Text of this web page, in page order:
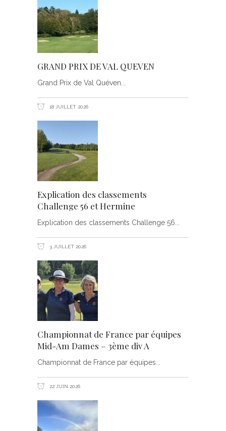
GRAND PRIX DE VAL QUEVEN
Grand Prix de Val Quéven
18 JUILLET 2026
Explication des classements
Challenge 56 et Hermine
Explication des classements Challenge 56
3 JUILLET 2026
Championnat de France par équipes
Mid-Am Dames – 3ème div A
Championnat de France par équipes
22 JUIN 2026